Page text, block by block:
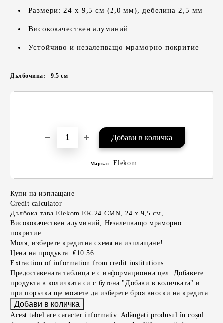
Размери: 24 х 9,5 см (2,0 мм), дебелина 2,5 мм
Висококачествен алуминий
Устойчиво и незалепващо мраморно покритие
Дълбочина: 9.5см
Марка: Elekom
Купи на изплащане
Credit calculator
Дълбока тава Elekom ЕК-24 GMN, 24 х 9,5 см,
Висококачествен алуминий, Незалепващо мраморно
покритие
Моля, изберете кредитна схема на изплащане!
Цена на продукта: €10.56
Extraction of information from credit institutions
Предоставената таблица е с информационна цел. Добавете
продукта в количката си с бутона "Добави в количката" и
при поръчка ще можете да изберете броя вноски на кредита.
Acest tabel are caracter informativ. Adăugați produsul în coșul